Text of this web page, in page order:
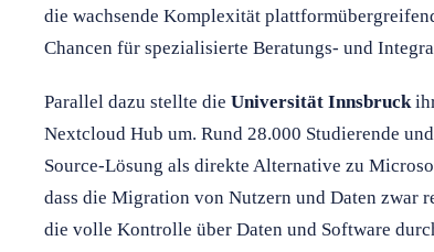
die wachsende Komplexität
Chancen für spezialisierte Beratungs- und
Parallel dazu stellte die Universität Innsbruck
Nextcloud Hub um. Rund 28.000 Studierende
Source-Lösung als direkte Alternative zu
dass die Migration von Nutzern und Daten zwar
die volle Kontrolle über Daten und Software